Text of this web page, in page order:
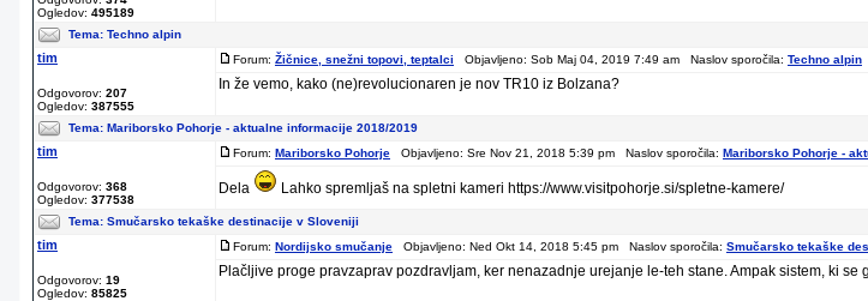
Ogledov: 495189
Tema: Techno alpin
tim
Odgovorov: 207
Ogledov: 387555
Forum: Žičnice, snežni topovi, teptalci Objavljeno: Sob Maj 04, 2019 7:49 am Naslov sporočila: Techno alpin
In že vemo, kako (ne)revolucionaren je nov TR10 iz Bolzana?
Tema: Mariborsko Pohorje - aktualne informacije 2018/2019
tim
Odgovorov: 368
Ogledov: 377538
Forum: Mariborsko Pohorje Objavljeno: Sre Nov 21, 2018 5:39 pm Naslov sporočila: Mariborsko Pohorje -
Dela Lahko spremljaš na spletni kameri https://www.visitpohorje.si/spletne-kamere/
Tema: Smučarsko tekaške destinacije v Sloveniji
tim
Odgovorov: 19
Ogledov: 85825
Forum: Nordijsko smučanje Objavljeno: Ned Okt 14, 2018 5:45 pm Naslov sporočila: Smučarsko tekaške
Plačljive proge pravzaprav pozdravljam, ker nenazadnje urejanje le-teh stane. Ampak sistem, ki